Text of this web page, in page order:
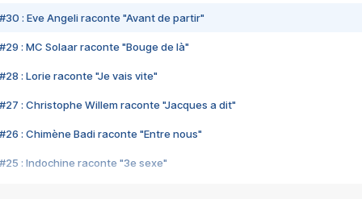
#30 : Eve Angeli raconte "Avant de partir"
#29 : MC Solaar raconte "Bouge de là"
#28 : Lorie raconte "Je vais vite"
#27 : Christophe Willem raconte "Jacques a dit"
#26 : Chimène Badi raconte "Entre nous"
#25 : Indochine raconte "3e sexe"